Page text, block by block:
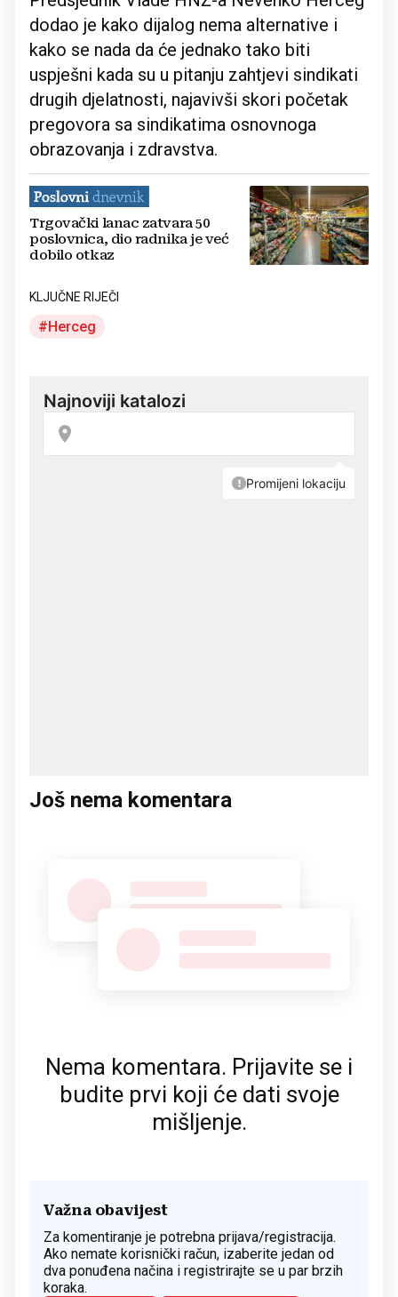
dodao je kako dijalog nema alternative i
kako se nada da će jednako tako biti
uspješni kada su u pitanju zahtjevi sindikati
drugih djelatnosti, najavivši skori početak
pregovora sa sindikatima osnovnoga
obrazovanja i zdravstva.
Trgovački lanac zatvara 50
poslovnica, dio radnika je već
dobilo otkaz
KLJUČNE RIJEČI
Herceg
Još nema komentara
Nema komentara. Prijavite se i
budite prvi koji će dati svoje
mišljenje.
Važna obavijest
Za komentiranje je potrebna prijava/registracija.
Ako nemate korisnički račun, izaberite jedan od
dva ponuđena načina i registrirajte se u par brzih
koraka.